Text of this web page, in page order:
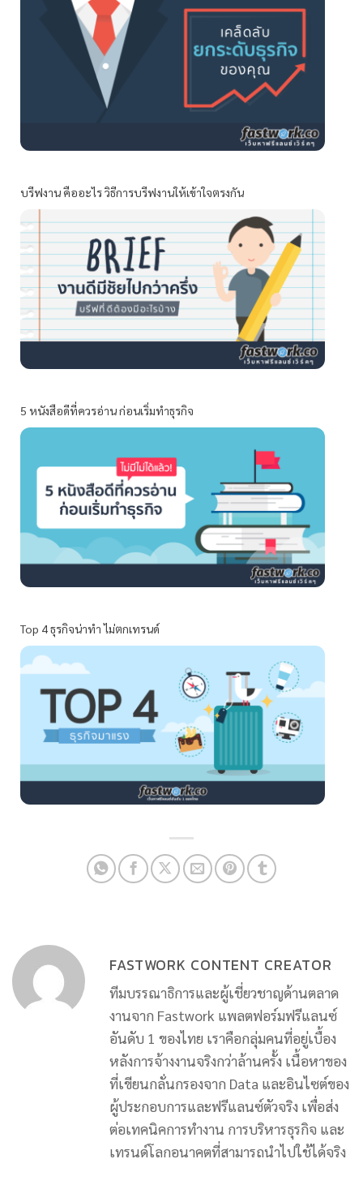
บรีฟงาน คืออะไร วิธีการบรีฟงานให้เข้าใจตรงกัน
5 หนังสือดีที่ควรอ่าน ก่อนเริ่มทำธุรกิจ
Top 4 ธุรกิจน่าทำ ไม่ตกเทรนด์
FASTWORK CONTENT CREATOR
ทีมบรรณาธิการและผู้เชี่ยวชาญด้านตลาด
งานจาก Fastwork แพลตฟอร์มฟรีแลนซ์
อันดับ 1 ของไทย เราคือกลุ่มคนที่อยู่เบื้อง
หลังการจ้างงานจริงกว่าล้านครั้ง เนื้อหาของ
ที่เขียนกลั่นกรองจาก Data และอินไซต์ของ
ผู้ประกอบการและฟรีแลนซ์ตัวจริง เพื่อส่ง
ต่อเทคนิคการทำงาน การบริหารธุรกิจ และ
เทรนด์โลกอนาคตที่สามารถนำไปใช้ได้จริง